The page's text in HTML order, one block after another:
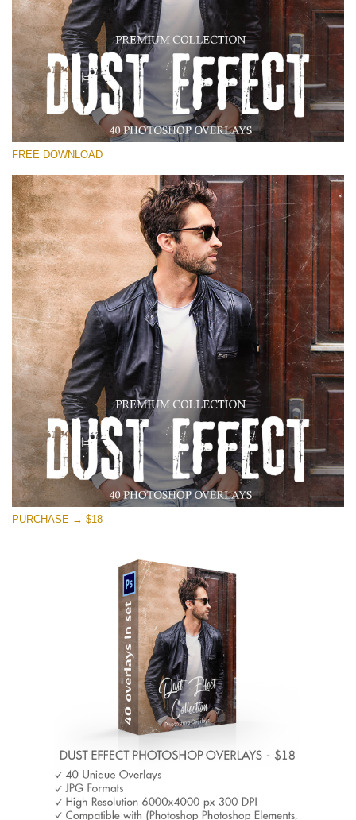
Выберите Вариант
Free Photoshop Overlay
Small 800*533px
Dust Effect
(40 Overlays)
Entire Collection
(1783 Overlays)
Large 6000*4000px
Скачать Бесплатно
FREE DOWNLOAD
PURCHASE → $18